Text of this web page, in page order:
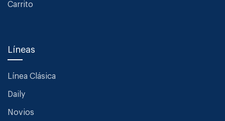
Carrito
Líneas
Línea Clásica
Daily
Novios